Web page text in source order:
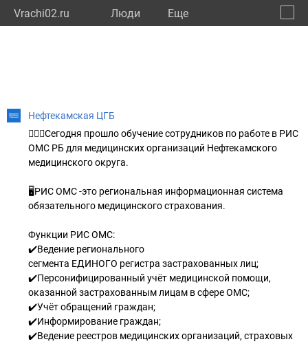
Vrachi02.ru Люди Eще
Нефтекамская ЦГБ
🧑🏻‍⚕️Сегодня прошло обучение сотрудников по работе в РИС
ОМС РБ для медицинских организаций Нефтекамского
медицинского округа.
🖥️РИС ОМС -это региональная информационная система
обязательного медицинского страхования.
Функции РИС ОМС:
✔️Ведение регионального
сегмента ЕДИНОГО регистра застрахованных лиц;
✔️Персонифицированный учёт медицинской помощи,
оказанной застрахованным лицам в сфере ОМС;
✔️Учёт обращений граждан;
✔️Информирование граждан;
✔️Ведение реестров медицинских организаций, страховых